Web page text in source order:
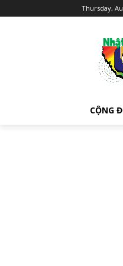
Thursday,
CỘNG